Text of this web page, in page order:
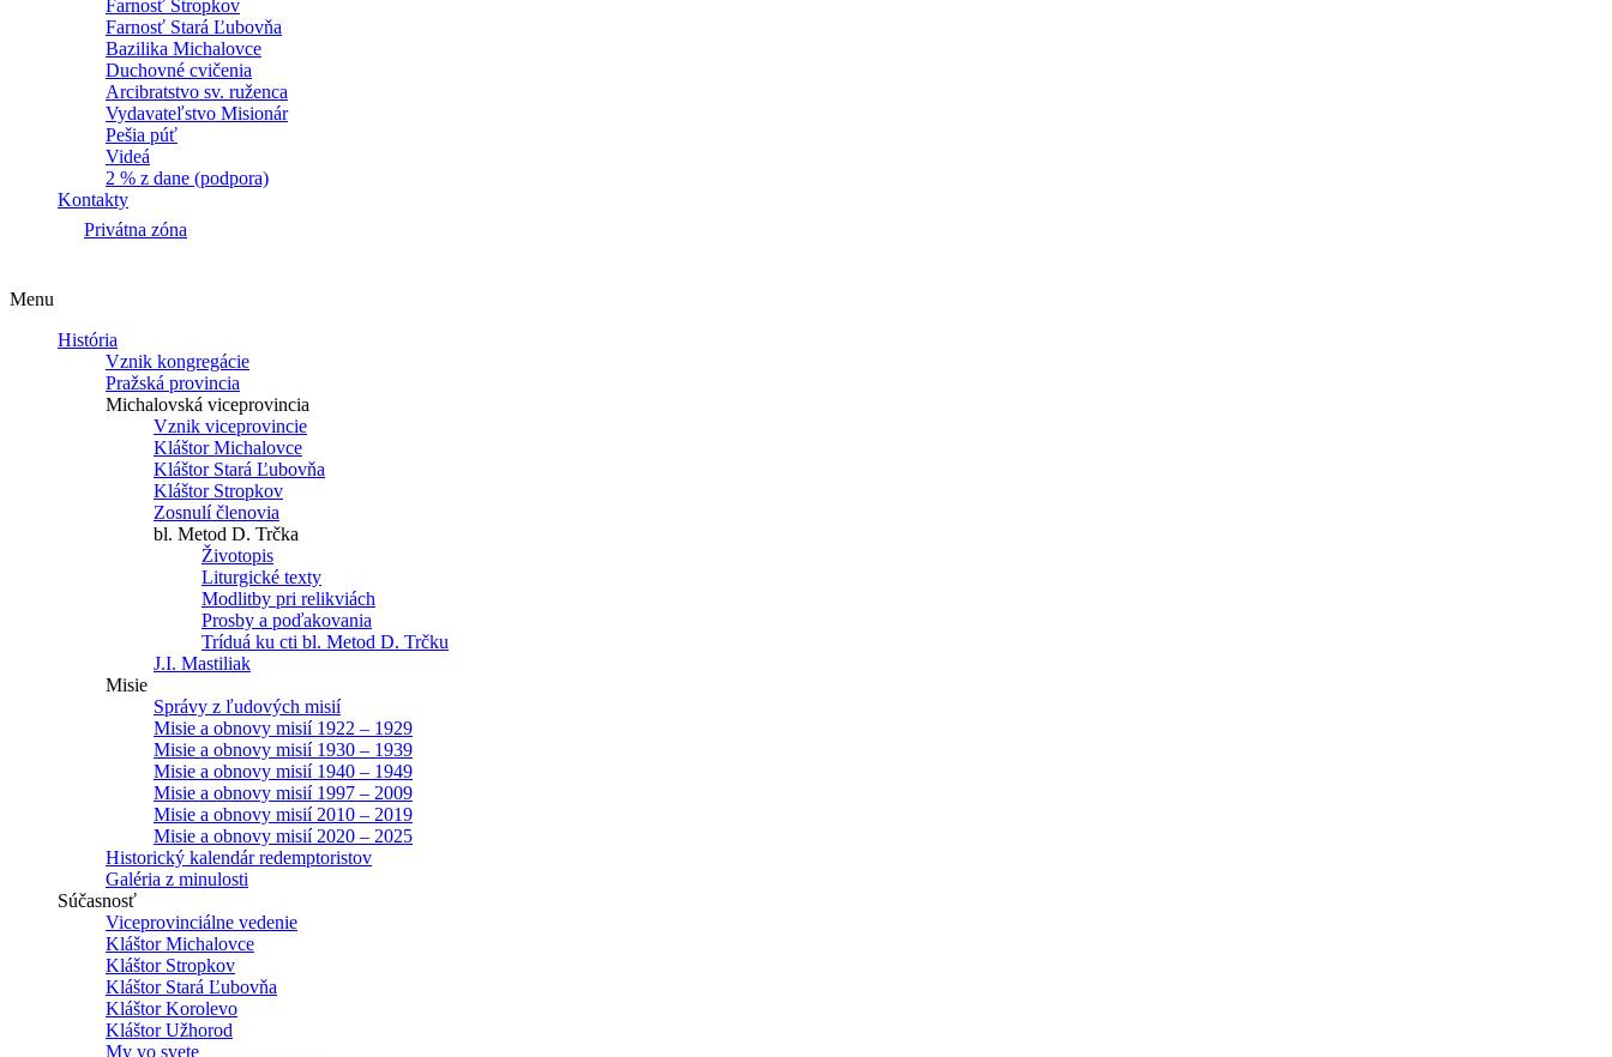
Farnosť Stropkov
Farnosť Stará Ľubovňa
Bazilika Michalovce
Duchovné cvičenia
Arcibratstvo sv. ruženca
Vydavateľstvo Misionár
Pešia púť
Videá
2 % z dane (podpora)
Kontakty
Privátna zóna
Menu
História
Vznik kongregácie
Pražská provincia
Michalovská viceprovincia
Vznik viceprovincie
Kláštor Michalovce
Kláštor Stará Ľubovňa
Kláštor Stropkov
Zosnulí členovia
bl. Metod D. Trčka
Životopis
Liturgické texty
Modlitby pri relikviách
Prosby a poďakovania
Tríduá ku cti bl. Metod D. Trčku
J.I. Mastiliak
Misie
Správy z ľudových misií
Misie a obnovy misií 1922 – 1929
Misie a obnovy misií 1930 – 1939
Misie a obnovy misií 1940 – 1949
Misie a obnovy misií 1997 – 2009
Misie a obnovy misií 2010 – 2019
Misie a obnovy misií 2020 – 2025
Historický kalendár redemptoristov
Galéria z minulosti
Súčasnosť
Viceprovinciálne vedenie
Kláštor Michalovce
Kláštor Stropkov
Kláštor Stará Ľubovňa
Kláštor Korolevo
Kláštor Užhorod
My vo svete